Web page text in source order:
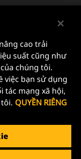
(S.E.A.) PTE
cao trải
suất cũng như
chúng tôi.
việc bạn sử dụng
tác mạng xã hội,
QUYỀN RIÊNG